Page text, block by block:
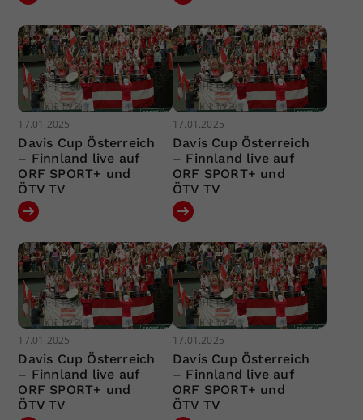
17.01.2025
Davis Cup Österreich
– Finnland live auf
ORF SPORT+ und
ÖTV TV
17.01.2025
Davis Cup Österreich
– Finnland live auf
ORF SPORT+ und
ÖTV TV
17.01.2025
Davis Cup Österreich
– Finnland live auf
ORF SPORT+ und
ÖTV TV
17.01.2025
Davis Cup Österreich
– Finnland live auf
ORF SPORT+ und
ÖTV TV